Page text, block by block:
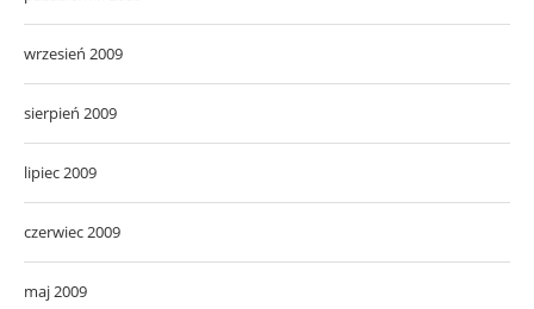
wrzesień 2009
sierpień 2009
lipiec 2009
czerwiec 2009
maj 2009